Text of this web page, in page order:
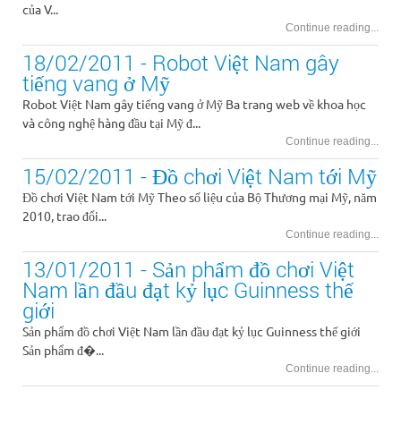
của V...
Continue reading...
18/02/2011 - Robot Việt Nam gây
tiếng vang ở Mỹ
Robot Việt Nam gây tiếng vang ở Mỹ Ba trang web về khoa học
và công nghệ hàng đầu tại Mỹ đ...
Continue reading...
15/02/2011 - Đồ chơi Việt Nam tới Mỹ
Đồ chơi Việt Nam tới Mỹ Theo số liệu của Bộ Thương mại Mỹ, năm
2010, trao đổi...
Continue reading...
13/01/2011 - Sản phẩm đồ chơi Việt
Nam lần đầu đạt kỷ lục Guinness thế
giới
Sản phẩm đồ chơi Việt Nam lần đầu đạt kỷ lục Guinness thế giới
Sản phẩm đ�...
Continue reading...